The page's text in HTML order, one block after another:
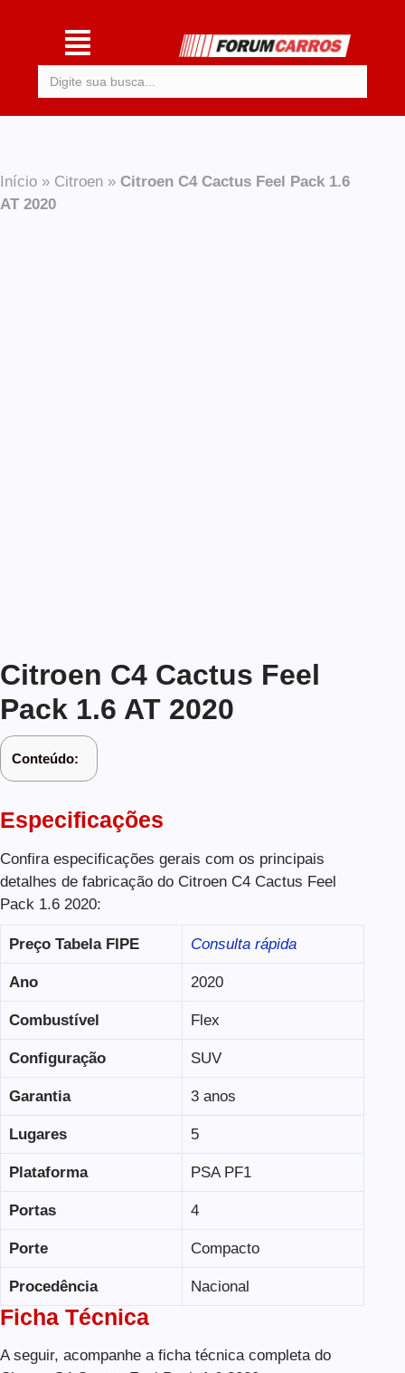
Início » Citroen » Citroen C4 Cactus Feel Pack 1.6
AT 2020
Citroen C4 Cactus Feel
Pack 1.6 AT 2020
Conteúdo:
Especificações
Confira especificações gerais com os principais
detalhes de fabricação do Citroen C4 Cactus Feel
Pack 1.6 2020:
Preço Tabela FIPE Consulta rápida
Ano 2020
Combustível Flex
Configuração SUV
Garantia 3 anos
Lugares 5
Plataforma PSA PF1
Portas 4
Porte Compacto
Procedência Nacional
Ficha Técnica
A seguir, acompanhe a ficha técnica completa do